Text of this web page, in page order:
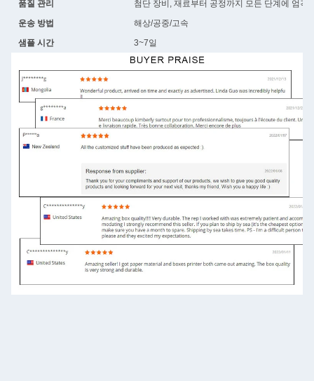
품질 관리
첨단 장비, 재료부터 공정까지 모든 단계에 엄격
운송 방법
해상/공중/고속
샘플 시간
3~7일